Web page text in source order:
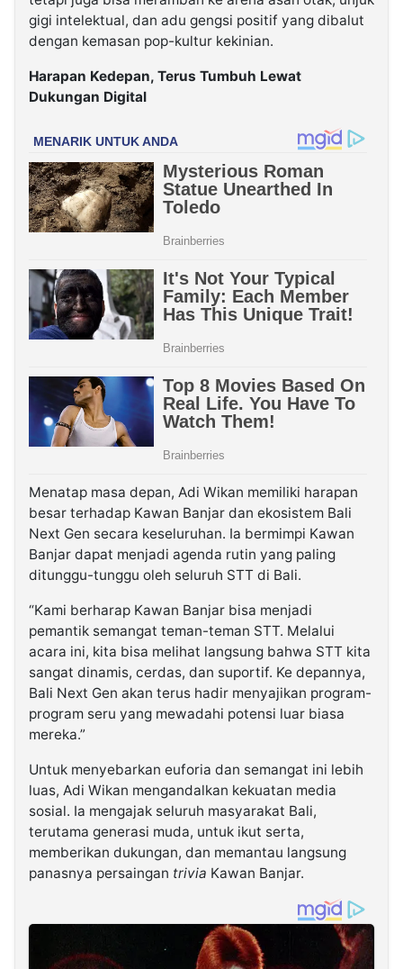
gigi intelektual, dan adu gengsi positif yang dibalut
dengan kemasan pop-kultur kekinian.
Harapan Kedepan, Terus Tumbuh Lewat
Dukungan Digital
Menatap masa depan, Adi Wikan memiliki harapan
besar terhadap Kawan Banjar dan ekosistem Bali
Next Gen secara keseluruhan. Ia bermimpi Kawan
Banjar dapat menjadi agenda rutin yang paling
ditunggu-tunggu oleh seluruh STT di Bali.
“Kami berharap Kawan Banjar bisa menjadi
pemantik semangat teman-teman STT. Melalui
acara ini, kita bisa melihat langsung bahwa STT kita
sangat dinamis, cerdas, dan suportif. Ke depannya,
Bali Next Gen akan terus hadir menyajikan program-
program seru yang mewadahi potensi luar biasa
mereka.”
Untuk menyebarkan euforia dan semangat ini lebih
luas, Adi Wikan mengandalkan kekuatan media
sosial. Ia mengajak seluruh masyarakat Bali,
terutama generasi muda, untuk ikut serta,
memberikan dukungan, dan memantau langsung
panasnya persaingan trivia Kawan Banjar.